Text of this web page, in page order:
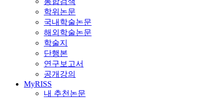
학위논문
국내학술논문
해외학술논문
학술지
단행본
연구보고서
공개강의
MyRISS
내 추천논문